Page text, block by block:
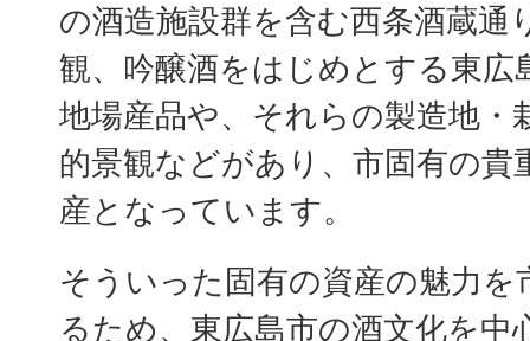
の酒造施設群を含む西条酒蔵通
観、吟醸酒をはじめとする東広
地場産品や、それらの製造地・
的景観などがあり、市固有の貴
産となっています。
そういった固有の資産の魅力を
るため、東広島市の酒文化を中